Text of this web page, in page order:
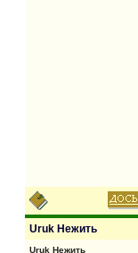
Uruk Нежить
Uruk Нежить